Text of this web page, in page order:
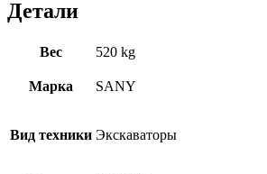
Детали
Вес 520 kg
Марка SANY
Вид техники Экскаваторы